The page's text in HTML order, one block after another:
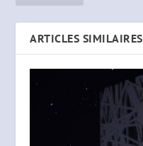
ARTICLES SIMILAIRES